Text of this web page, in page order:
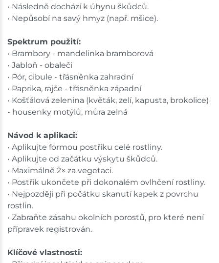
• Následně dochází k úhynu škůdců.
• Nepůsobí na savý hmyz (např. mšice).
Spektrum použití:
• Brambory - mandelinka bramborová
• Jabloň - obaleči
• Pór, cibule - třásněnka zahradní
• Paprika, rajče - třásněnka západní
• Košťálová zelenina (květák, zelí, kapusta, brokolice)
- housenky motýlů, můra zelná
Návod k aplikaci:
• Aplikujte formou postřiku celé rostliny.
• Aplikujte od začátku výskytu škůdců.
• Maximálně 2× za vegetaci.
• Postřik ukončete při dokonalém ovlhčení rostliny.
• Nejpozději při počátku skanutí kapek z povrchu
rostlin.
• Zabraňte zásahu okolních porostů, pro které není
přípravek registrován.
Klíčové vlastnosti: